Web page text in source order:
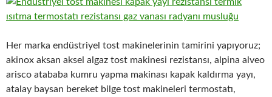
Her marka endüstriyel tost makinelerinin tamirini yapıyoruz;
akinox aksan aksel algaz tost makinesi rezistansı, alpina alveo
arisco atababa kumru yapma makinası kapak kaldırma yayı,
atalay baysan bereket bilge tost makineleri termostatı,